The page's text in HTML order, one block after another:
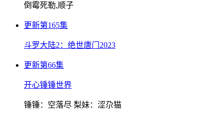
倒霉死勒,顺子
更新第165集
斗罗大陆2：绝世唐门2023
更新第66集
开心锤锤世界
锤锤：空落尽 梨妹：涩尕猫